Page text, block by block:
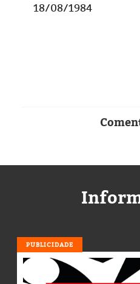
18/08/1984
PUBLICIDADE